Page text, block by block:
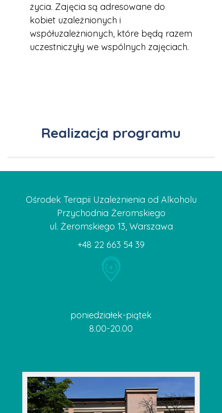
życia. Zajęcia są adresowane do
kobiet uzależnionych i
współuzależnionych, które będą razem
uczestniczyły we wspólnych zajęciach.
Realizacja programu
Ośrodek Terapii Uzależnienia od Alkoholu
Przychodnia Żeromskiego
ul. Żeromskiego 13, Warszawa
+48 22 663 54 39
poniedziałek-piątek
8.00-20.00